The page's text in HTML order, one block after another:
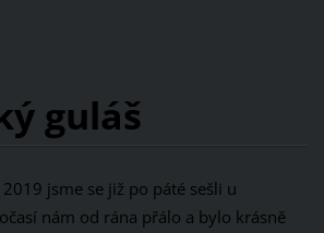
guláš
jsme se již po páté sešli u
nám od rána přálo a bylo krásně